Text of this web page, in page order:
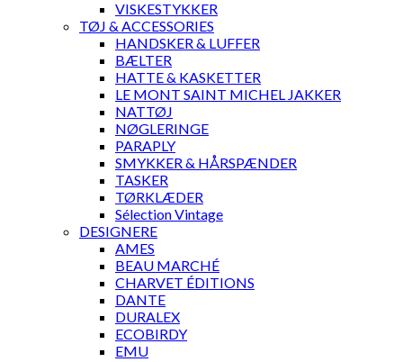
VISKESTYKKER
TØJ & ACCESSORIES
HANDSKER & LUFFER
BÆLTER
HATTE & KASKETTER
LE MONT SAINT MICHEL JAKKER
NATTØJ
NØGLERINGE
PARAPLY
SMYKKER & HÅRSPÆNDER
TASKER
TØRKLÆDER
Sélection Vintage
DESIGNERE
AMES
BEAU MARCHÉ
CHARVET ÉDITIONS
DANTE
DURALEX
ECOBIRDY
EMU